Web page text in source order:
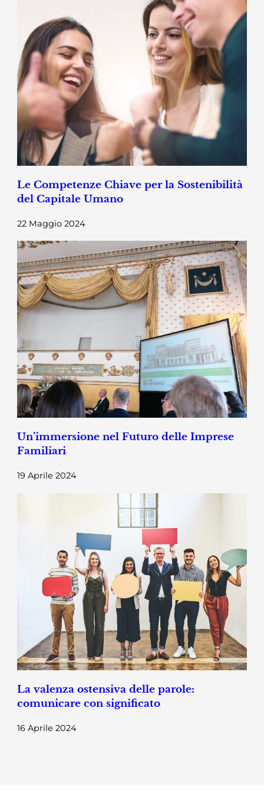
Le Competenze Chiave per la Sostenibilità
del Capitale Umano
22 Maggio 2024
Un’immersione nel Futuro delle Imprese
Familiari
19 Aprile 2024
La valenza ostensiva delle parole:
comunicare con significato
16 Aprile 2024